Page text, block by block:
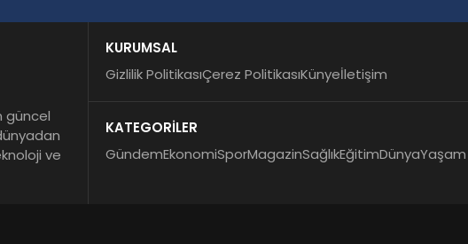
güncel
ve
KURUMSAL
Gizlilik PolitikasıÇerez PolitikasıKünyeİletişim
KATEGORİLER
GündemEkonomiSporMagazinSağlıkEğitimDünyaYaşam